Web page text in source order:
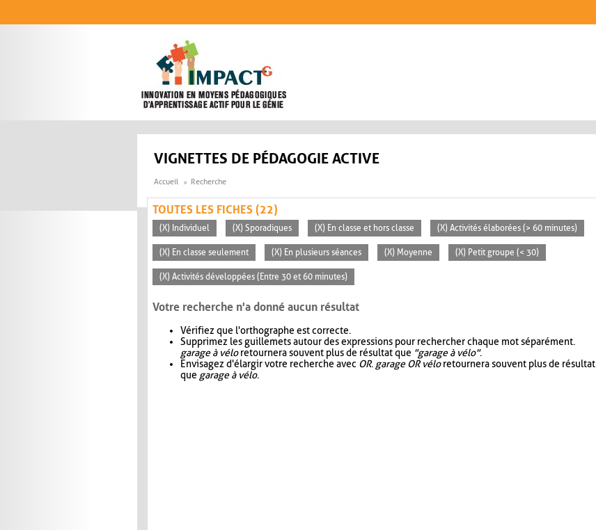
VIGNETTES DE PÉDAGOGIE ACTIVE
Accueil Recherche
TOUTES LES FICHES (22)
(X) Individuel (X) Sporadiques (X) En classe et hors classe (X) Activités élaborées (> 60 minutes)
(X) En classe seulement (X) En plusieurs séances (X) Moyenne (X) Petit groupe (< 30)
(X) Activités développées (Entre 30 et 60 minutes)
Votre recherche n'a donné aucun résultat
Vérifiez que l'orthographe est correcte.
Supprimez les guillemets autour des expressions pour rechercher chaque mot séparément.
garage à véloretournera souvent plus de résultat que "garage à vélo".
Envisagez d'élargir votre recherche avec OR. garage OR véloretournera souvent plus de résultat
que garage à vélo.